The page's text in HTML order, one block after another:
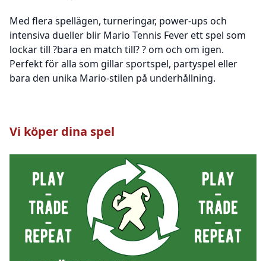
Med flera spellägen, turneringar, power-ups och
intensiva dueller blir Mario Tennis Fever ett spel som
lockar till ?bara en match till? ? om och om igen.
Perfekt för alla som gillar sportspel, partyspel eller
bara den unika Mario-stilen på underhållning.
Vi köper dina spel